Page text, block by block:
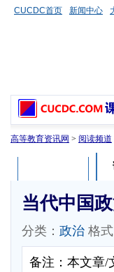
CUCDC首页 新闻中心
高等教育资讯网 > 阅读频道
当代中国
分类： 政治 格式
备注：本文章/